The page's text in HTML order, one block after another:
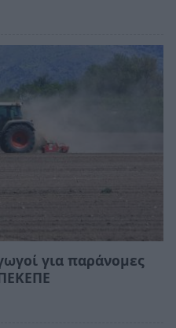
για παράνομες